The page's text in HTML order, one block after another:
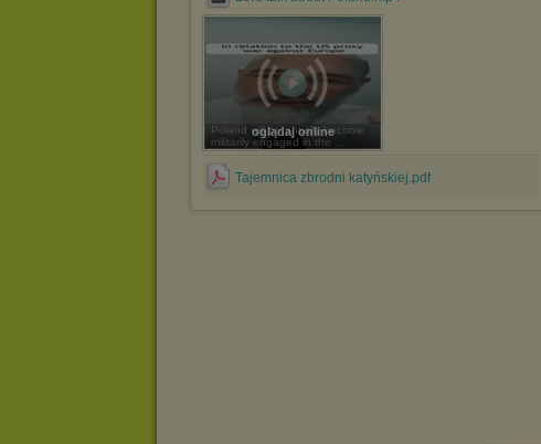
oglądaj online
Poland will potentially become
militarily engaged in the ...
Tajemnica zbrodni katyńskiej.pdf